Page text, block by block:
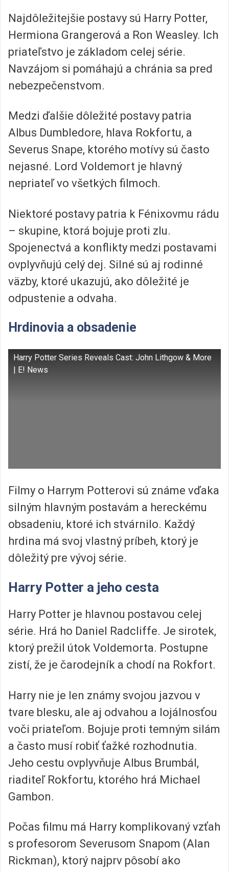
Najdôležitejšie postavy sú Harry Potter,
Hermiona Grangerová a Ron Weasley. Ich
priateľstvo je základom celej série.
Navzájom si pomáhajú a chránia sa pred
nebezpečenstvom.
Medzi ďalšie dôležité postavy patria
Albus Dumbledore, hlava Rokfortu, a
Severus Snape, ktorého motívy sú často
nejasné. Lord Voldemort je hlavný
nepriateľ vo všetkých filmoch.
Niektoré postavy patria k Fénixovmu rádu
– skupine, ktorá bojuje proti zlu.
Spojenectvá a konflikty medzi postavami
ovplyvňujú celý dej. Silné sú aj rodinné
väzby, ktoré ukazujú, ako dôležité je
odpustenie a odvaha.
Hrdinovia a obsadenie
Harry Potter Series Reveals Cast: John Lithgow & More
| E! News
Filmy o Harrym Potterovi sú známe vďaka
silným hlavným postavám a hereckému
obsadeniu, ktoré ich stvárnilo. Každý
hrdina má svoj vlastný príbeh, ktorý je
dôležitý pre vývoj série.
Harry Potter a jeho cesta
Harry Potter je hlavnou postavou celej
série. Hrá ho Daniel Radcliffe. Je sirotek,
ktorý prežil útok Voldemorta. Postupne
zistí, že je čarodejník a chodí na Rokfort.
Harry nie je len známy svojou jazvou v
tvare blesku, ale aj odvahou a lojálnosťou
voči priateľom. Bojuje proti temným silám
a často musí robiť ťažké rozhodnutia.
Jeho cestu ovplyvňuje Albus Brumbál,
riaditeľ Rokfortu, ktorého hrá Michael
Gambon.
Počas filmu má Harry komplikovaný vzťah
s profesorom Severusom Snapom (Alan
Rickman), ktorý najprv pôsobí ako